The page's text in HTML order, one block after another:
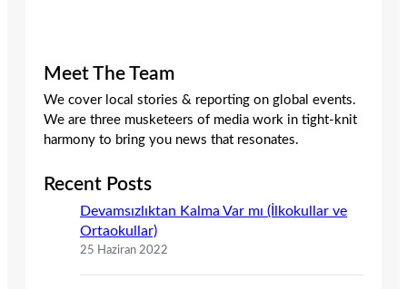
Meet The Team
We cover local stories & reporting on global events.
We are three musketeers of media work in tight-knit
harmony to bring you news that resonates.
Recent Posts
Devamsızlıktan Kalma Var mı (İlkokullar ve
Ortaokullar)
25 Haziran 2022